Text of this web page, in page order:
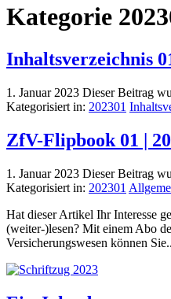
Kategorie
Inhaltsverzeichnis
1. Januar 2023 Dieser Beitrag
Kategorisiert in: 202301
ZfV-Flipbook 01 |
1. Januar 2023 Dieser Beitrag
Kategorisiert in: 202301
Hat dieser Artikel Ihr Interesse
(weiter-)lesen? Mit einem Abo
Versicherungswesen können